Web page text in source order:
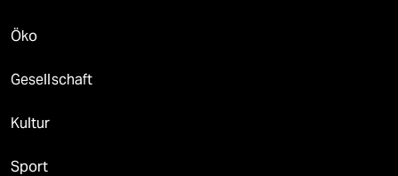
Öko
Gesellschaft
Kultur
Sport